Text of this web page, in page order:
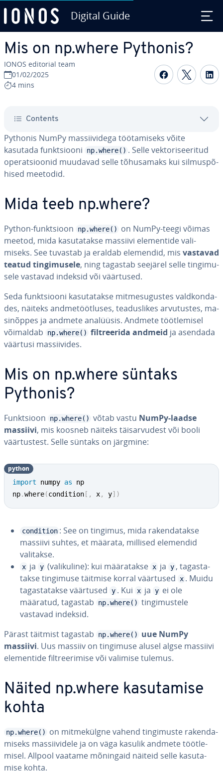
Digital Guide
Mis on np.where Pythonis?
IONOS editorial team
01/02/2025
4 mins
Share on
Contents
Pythonis NumPy mas­sii­vi­dega töö­ta­miseks võite
kasutada funkt­siooni
np.where() . Selle vek­to­ri­see­ri­tud
ope­rat­sioo­nid muudavad selle tõ­hu­samaks kui sil­mus­põ­
hi­sed meetodid.
Mida teeb np.where?
Python-funkt­sioon np.where()
on NumPy-teegi võimas
meetod, mida ka­su­ta­takse massiivi ele­men­tide va­li­
miseks. See tuvastab ja eraldab elemendid, mis vastavad
teatud tin­gi­mu­sele, ning tagastab seejärel selle tin­gi­mu­
sele vastavad indeksid või väärtused.
Seda funkt­siooni ka­su­ta­takse mit­me­su­gus­tes vald­kon­da­
des, näiteks and­me­tööt­luses, tea­dus­li­kes ar­vu­tus­tes, ma­
si­nõp­pes ja andmete analüüsis. Andmete tööt­le­misel
võimaldab
np.where() filt­ree­rida andmeid ja asendada
väärtusi mas­sii­vi­des.
Mis on np.where süntaks
Pythonis?
Funkt­sioon np.where() võtab vastu NumPy-laadse
massiivi, mis koosneb näiteks täis­ar­vu­dest või booli
väär­tus­test. Selle süntaks on järgmine:
import numpy as np
np.where(condition [ , x, y] )
python
condition : See on tingimus, mida ra­ken­da­takse
massiivi suhtes, et määrata, millised elemendid
valitakse.
x ja y (va­li­ku­line): kui mää­ra­takse x ja y , ta­gas­ta­
takse tingimuse täitmise korral väärtused
x . Muidu
ta­gas­ta­takse väärtused y . Kui x ja y ei ole
määratud, tagastab
np.where() tin­gi­mus­tele
vastavad indeksid.
Pärast täitmist tagastab
np.where()
uue NumPy
massiivi. Uus massiiv on tingimuse alusel algse massiivi
ele­men­tide filt­ree­ri­mise või valimise tulemus.
Näited np.where ka­su­ta­mise
kohta
np.where()
on mit­me­külgne vahend tin­gi­muste ra­ken­da­
miseks mas­sii­vi­dele ja on väga kasulik andmete tööt­le­
misel. Allpool vaatame mõningaid näiteid selle ka­su­ta­
mise kohta.